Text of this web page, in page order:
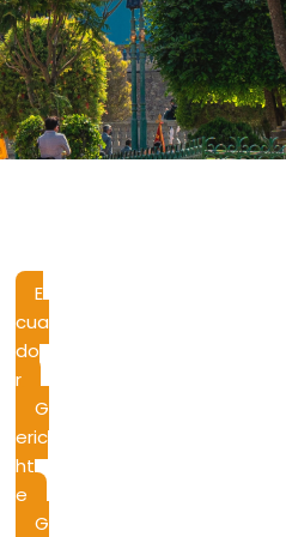
E
cua
do
r
G
eric
ht
e
G